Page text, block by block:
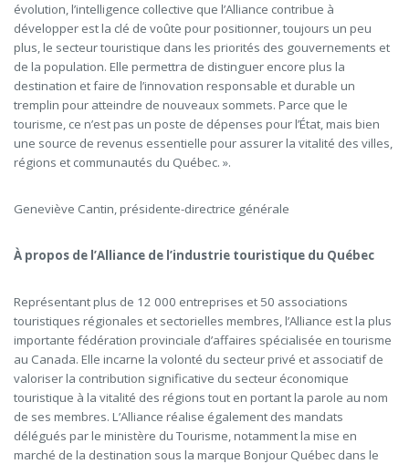
évolution, l’intelligence collective que l’Alliance contribue à
développer est la clé de voûte pour positionner, toujours un peu
plus, le secteur touristique dans les priorités des gouvernements et
de la population. Elle permettra de distinguer encore plus la
destination et faire de l’innovation responsable et durable un
tremplin pour atteindre de nouveaux sommets. Parce que le
tourisme, ce n’est pas un poste de dépenses pour l’État, mais bien
une source de revenus essentielle pour assurer la vitalité des villes,
régions et communautés du Québec. ».
Geneviève Cantin, présidente-directrice générale
À propos de l’Alliance de l’industrie touristique du Québec
Représentant plus de 12 000 entreprises et 50 associations
touristiques régionales et sectorielles membres, l’Alliance est la plus
importante fédération provinciale d’affaires spécialisée en tourisme
au Canada. Elle incarne la volonté du secteur privé et associatif de
valoriser la contribution significative du secteur économique
touristique à la vitalité des régions tout en portant la parole au nom
de ses membres. L’Alliance réalise également des mandats
délégués par le ministère du Tourisme, notamment la mise en
marché de la destination sous la marque Bonjour Québec dans le